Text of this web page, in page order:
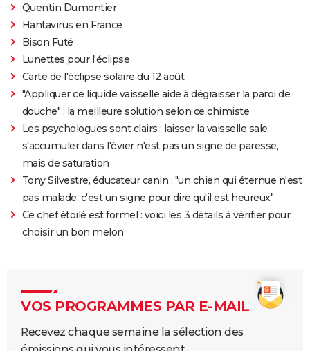
Quentin Dumontier
Hantavirus en France
Bison Futé
Lunettes pour l'éclipse
Carte de l'éclipse solaire du 12 août
"Appliquer ce liquide vaisselle aide à dégraisser la paroi de
douche" : la meilleure solution selon ce chimiste
Les psychologues sont clairs : laisser la vaisselle sale
s'accumuler dans l'évier n'est pas un signe de paresse,
mais de saturation
Tony Silvestre, éducateur canin : "un chien qui éternue n'est
pas malade, c'est un signe pour dire qu'il est heureux"
Ce chef étoilé est formel : voici les 3 détails à vérifier pour
choisir un bon melon
VOS PROGRAMMES PAR E-MAIL
Recevez chaque semaine la sélection des